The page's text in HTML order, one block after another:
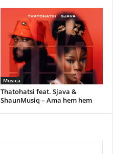
Musica
Thatohatsi feat. Sjava &
ShaunMusiq – Ama hem hem